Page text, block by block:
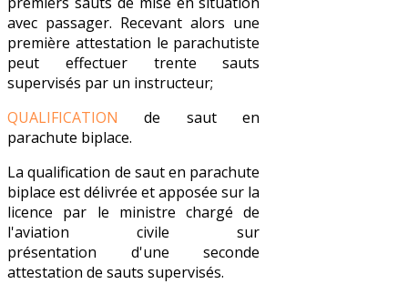
avec passager. Recevant alors une
première attestation le parachutiste
peut effectuer trente sauts
supervisés par un instructeur;
QUALIFICATION de saut en
parachute biplace.
La qualification de saut en parachute
biplace est délivrée et apposée sur la
licence par le ministre chargé de
l'aviation civile sur
présentation d'une seconde
attestation de sauts supervisés.